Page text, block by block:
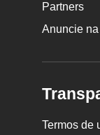
Partners
Anuncie
Termos de